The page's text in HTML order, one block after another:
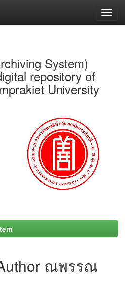
System)
repository of
University
ณพรรณ